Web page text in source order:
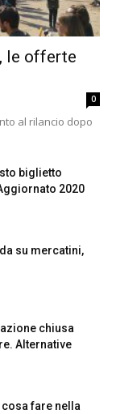
le offerte
0
al rilancio dopo
biglietto
2020
su mercatini,
chiusa
Alternative
fare nella